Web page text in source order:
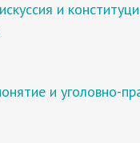
и
и уголовно-